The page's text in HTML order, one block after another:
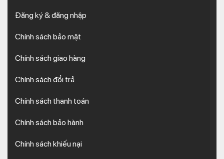
Đăng ký & đăng nhập
Chính sách bảo mật
Chính sách giao hàng
Chính sách đổi trả
Chính sách thanh toán
Chính sách bảo hành
Chính sách khiếu nại